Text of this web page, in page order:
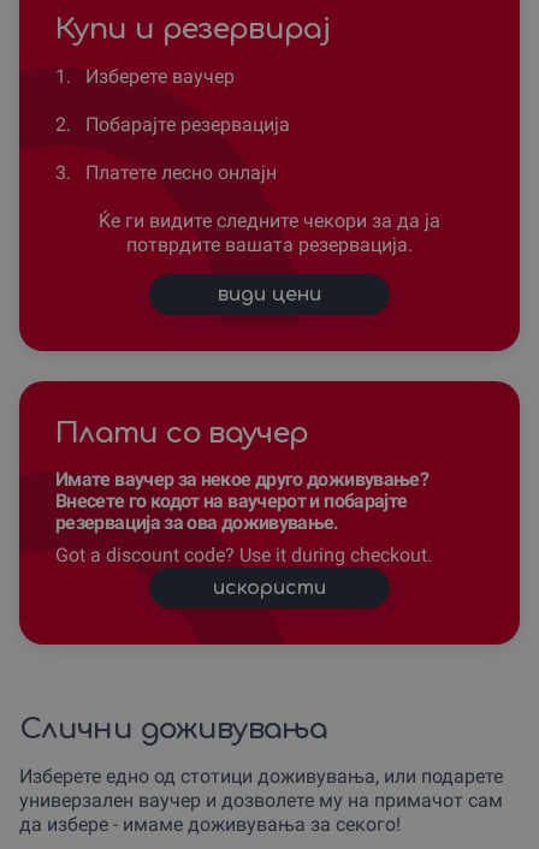
Купи и резервирај
1. Изберете ваучер
2. Побарајте резервација
3. Платете лесно онлајн
Ќе ги видите следните чекори за да ја
потврдите вашата резервација.
види цени
Плати со ваучер
Имате ваучер за некое друго доживување?
Внесете го кодот на ваучерот и побарајте
резервација за ова доживување.
Got a discount code? Use it during checkout.
искористи
Слични доживувања
Изберете едно од стотици доживувања, или подарете
универзален ваучер и дозволете му на примачот сам
да избере - имаме доживувања за секого!